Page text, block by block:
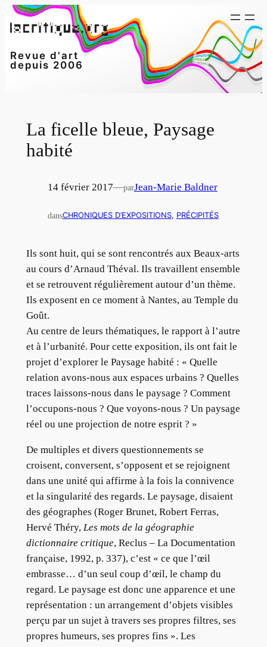
Aller
au
Revue d'art
depuis 2006
La ficelle bleue, Paysage
habité
14 février 2017—parJean-Marie Baldner
dansCHRONIQUES D’EXPOSITIONS, PRÉCIPITÉS
Ils sont huit, qui se sont rencontrés aux Beaux-arts
au cours d’Arnaud Théval. Ils travaillent ensemble
et se retrouvent régulièrement autour d’un thème.
Ils exposent en ce moment à Nantes, au Temple du
Goût.
Au centre de leurs thématiques, le rapport à l’autre
et à l’urbanité. Pour cette exposition, ils ont fait le
projet d’explorer le Paysage habité : « Quelle
relation avons-nous aux espaces urbains ? Quelles
traces laissons-nous dans le paysage ? Comment
l’occupons-nous ? Que voyons-nous ? Un paysage
réel ou une projection de notre esprit ? »
De multiples et divers questionnements se
croisent, conversent, s’opposent et se rejoignent
dans une unité qui affirme à la fois la connivence
et la singularité des regards. Le paysage, disaient
des géographes (Roger Brunet, Robert Ferras,
Hervé Théry, Les mots de la géographie
dictionnaire critique, Reclus – La Documentation
française, 1992, p. 337), c’est « ce que l’œil
embrasse… d’un seul coup d’œil, le champ du
regard. Le paysage est donc une apparence et une
représentation : un arrangement d’objets visibles
perçu par un sujet à travers ses propres filtres, ses
propres humeurs, ses propres fins ». Les